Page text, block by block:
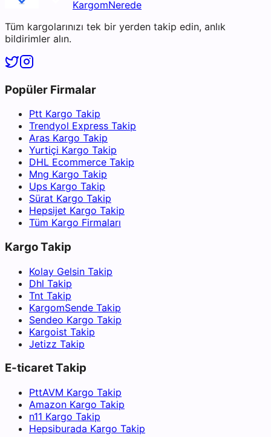
KargomNerede
Tüm kargolarınızı tek bir yerden takip edin, anlık
bildirimler alın.
Popüler Firmalar
Ptt Kargo Takip
Trendyol Express Takip
Aras Kargo Takip
Yurtiçi Kargo Takip
DHL Ecommerce Takip
Mng Kargo Takip
Ups Kargo Takip
Sürat Kargo Takip
Hepsijet Kargo Takip
Tüm Kargo Firmaları
Kargo Takip
Kolay Gelsin Takip
Dhl Takip
Tnt Takip
KargomSende Takip
Sendeo Kargo Takip
Kargoist Takip
Jetizz Takip
E-ticaret Takip
PttAVM Kargo Takip
Amazon Kargo Takip
n11 Kargo Takip
Hepsiburada Kargo Takip